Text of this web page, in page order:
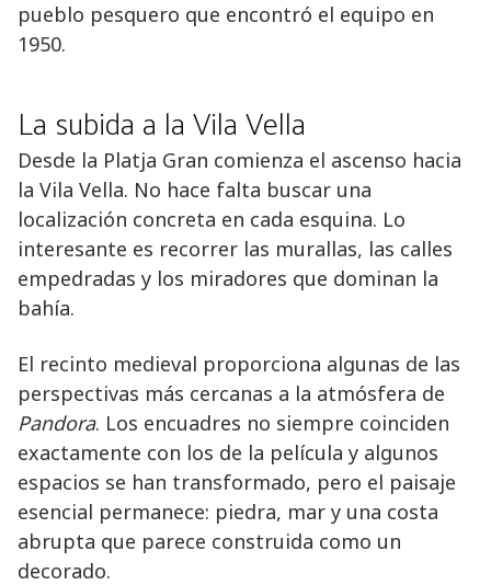
pueblo pesquero que encontró el equipo en
1950.
La subida a la Vila Vella
Desde la Platja Gran comienza el ascenso hacia
la Vila Vella. No hace falta buscar una
localización concreta en cada esquina. Lo
interesante es recorrer las murallas, las calles
empedradas y los miradores que dominan la
bahía.
El recinto medieval proporciona algunas de las
perspectivas más cercanas a la atmósfera de
Pandora. Los encuadres no siempre coinciden
exactamente con los de la película y algunos
espacios se han transformado, pero el paisaje
esencial permanece: piedra, mar y una costa
abrupta que parece construida como un
decorado.